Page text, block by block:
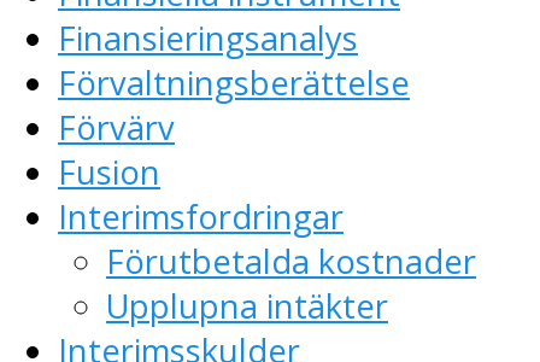
Finansieringsanalys
Förvaltningsberättelse
Förvärv
Fusion
Interimsfordringar
Förutbetalda kostnader
Upplupna intäkter
Interimsskulder